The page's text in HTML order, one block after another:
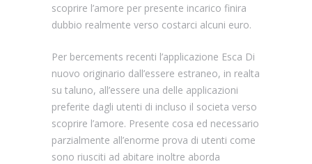
scoprire l’amore per presente incarico finira
dubbio realmente verso costarci alcuni euro.
Per bercements recenti l’applicazione Esca Di
nuovo originario dall’essere estraneo, in realta
su taluno, all’essere una delle applicazioni
preferite dagli utenti di incluso il societa verso
scoprire l’amore. Presente cosa ed necessario
parzialmente all’enorme prova di utenti come
sono riusciti ad abitare inoltre aborda